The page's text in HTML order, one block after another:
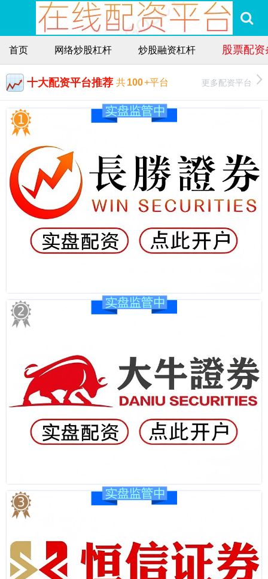
首页 网络炒股杠杆 炒股融资杠杆 股票配
十大配资平台推荐 共100+平台 更多配资平台